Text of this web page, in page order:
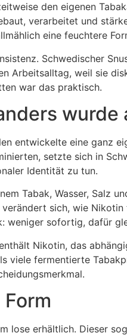
den eigenen
verarbeitet und
eine feuchtere
Schwedischer
Arbeitsalltag, weil sie
war das praktisch.
wurde
entwickelte eine ganz
setzte sich in
Identität zu tun.
Tabak, Wasser, Salz
sich, wie
weniger sofortig, dafür
Nikotin, das
viele fermentierte
lose erhältlich. Dieser